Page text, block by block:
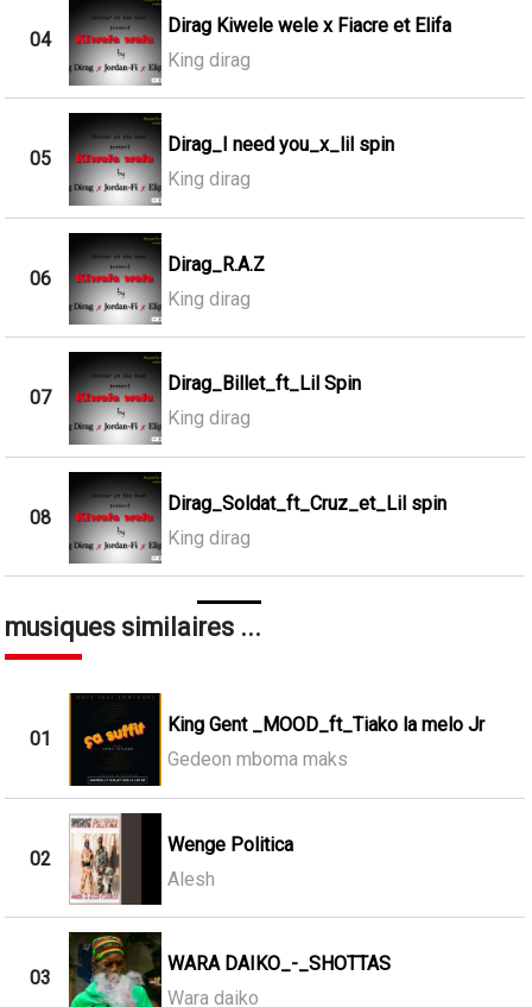
04
Dirag Kiwele wele x Fiacre et Elifa
King dirag
05
Dirag_I need you_x_lil spin
King dirag
06
Dirag_R.A.Z
King dirag
07
Dirag_Billet_ft_Lil Spin
King dirag
08
Dirag_Soldat_ft_Cruz_et_Lil spin
King dirag
musiques similaires ...
01
King Gent _MOOD_ft_Tiako la melo Jr
Gedeon mboma maks
02
Wenge Politica
Alesh
03
WARA DAIKO_-_SHOTTAS
Wara daiko